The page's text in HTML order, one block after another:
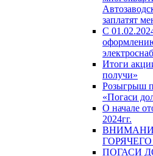
заплатят
С
Итоги
получи»
Розыгрыш
«Погаси
О начале
2024гг.
ПОГАСИ